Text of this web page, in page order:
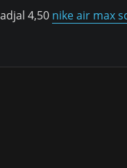
4,50 nike air max